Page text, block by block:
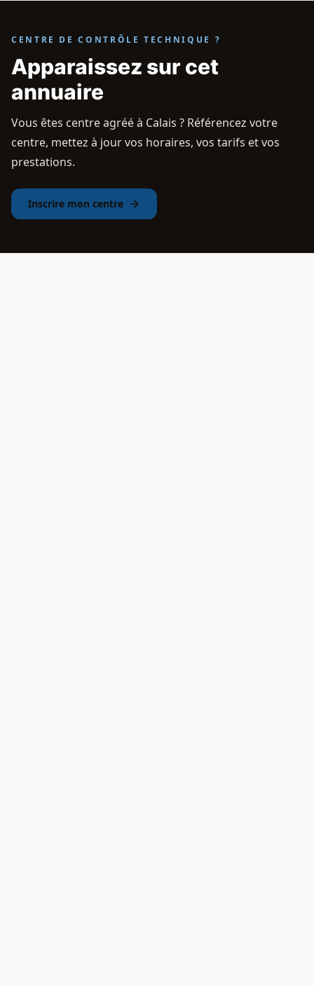
CENTRE DE CONTRÔLE TECHNIQUE ?
Apparaissez sur cet
annuaire
Vous êtes centre agréé à Calais ? Référencez votre
centre, mettez à jour vos horaires, vos tarifs et vos
prestations.
Inscrire mon centre